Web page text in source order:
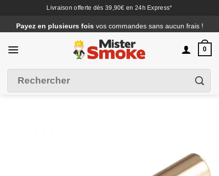
Livraison offerte dès 39,90€ en 24h Express*
au
contenu
Payez en plusieurs fois vos commandes sans aucun frais !
0
pour :